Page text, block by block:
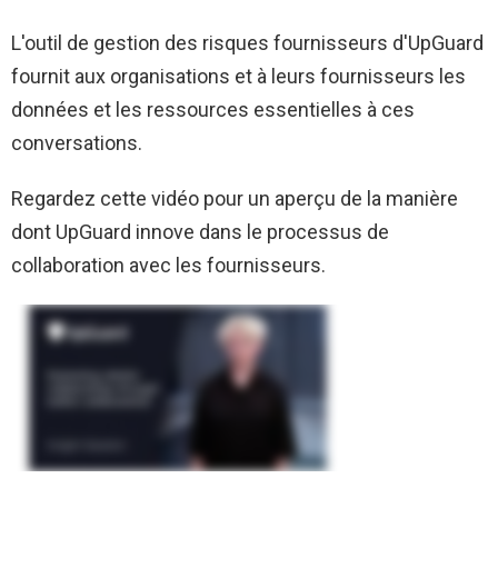
L'outil de gestion des risques fournisseurs d'UpGuard
fournit aux organisations et à leurs fournisseurs les
données et les ressources essentielles à ces
conversations.
Regardez cette vidéo pour un aperçu de la manière
dont UpGuard innove dans le processus de
collaboration avec les fournisseurs.